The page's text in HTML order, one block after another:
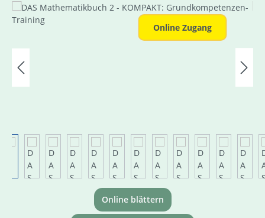
Bildergalerie überspringen
Online Zugang
Online blättern